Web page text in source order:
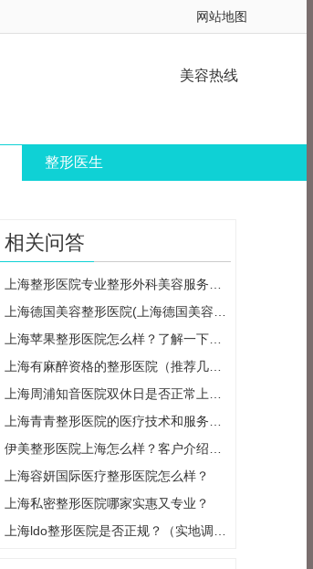
网站地图
美容热线
整形医生
相关问答
上海容妍国际医疗整形医院怎么样？
上海私密整形医院哪家实惠又专业？